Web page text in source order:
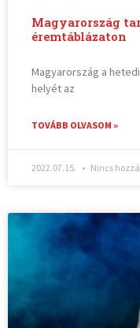
Magyarország
éremtáblázaton
Magyarország a
helyét az
TOVÁBB OLVASOM »
2022.07.15. Nincs